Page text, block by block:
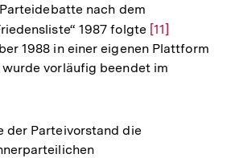
nach dem
1987 folgte Zur
Auflösung
der
[11]
1988 in einer eigenen Plattform
vorläufig beendet im
der Parteivorstand die